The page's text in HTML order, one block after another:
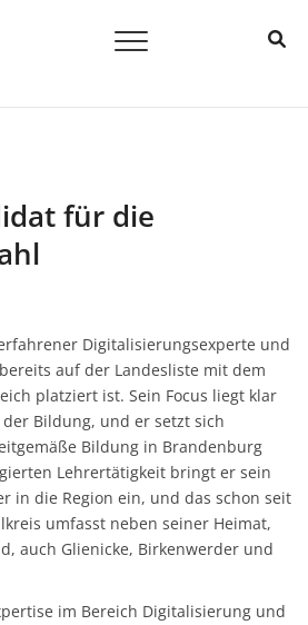
für die
Digitalisierungsexperte und
auf der Landesliste mit dem
platziert ist. Sein Focus liegt klar
Bildung, und er setzt sich
Bildung in Brandenburg
Lehrertätigkeit bringt er sein
in die Region ein, und das schon seit
umfasst neben seiner Heimat,
auch Glienicke, Birkenwerder und
im Bereich Digitalisierung und